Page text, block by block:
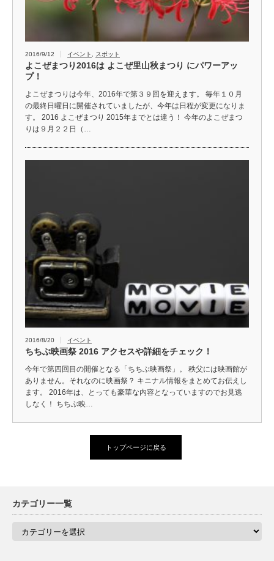
2016/9/12 イベント スポット
よこぜまつり2016は よこぜ里山秋まつり にパワーアッ
プ！
よこぜまつりは今年、2016年で第３９回を迎えます。 毎年１０月
の最終日曜日に開催されていましたが、今年は日程が変更になりま
す。 2016 よこぜまつり 2015年までとは違う！ 今年のよこぜまつ
りは９月２２日（…
2016/8/20 イベント
ちちぶ映画祭 2016 アクセスや詳細をチェック！
今年で第四回目の開催となる「ちちぶ映画祭」。 秩父には映画館が
ありません。それなのに映画祭？ キニナル情報をまとめてお伝えし
ます。 2016年は、とっても豪華な内容となっていますのでお見逃
しなく！ ちちぶ映…
トップページに戻る
カテゴリー一覧